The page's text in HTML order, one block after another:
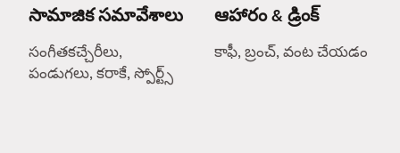
సామాజిక సమావేశాలు
సంగీతకచ్చేరీలు,
పండుగలు, కరాకే, స్పోర్ట్స్
ఆహారం & డ్రింక్
కాఫీ, బ్రంచ్, వంట చేయడం